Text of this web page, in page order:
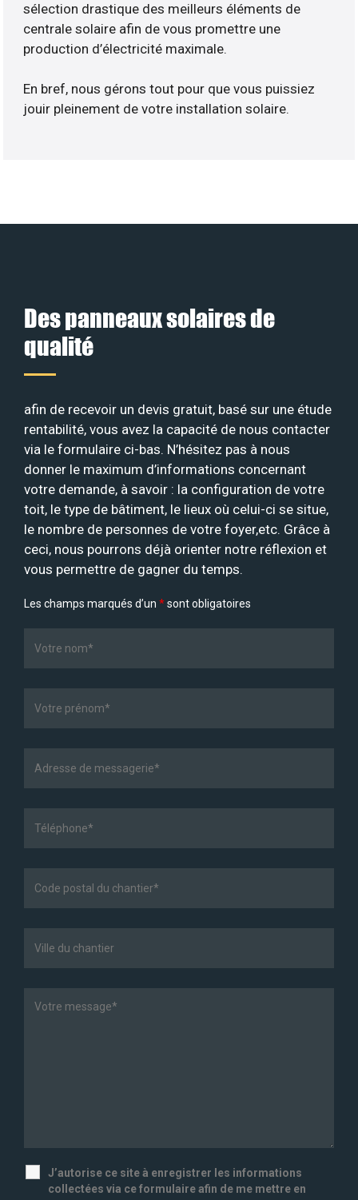
sélection drastique des meilleurs éléments de
centrale solaire afin de vous promettre une
production d’électricité maximale.
En bref, nous gérons tout pour que vous puissiez
jouir pleinement de votre installation solaire.
Des panneaux solaires de
qualité
afin de recevoir un devis gratuit, basé sur une étude
rentabilité, vous avez la capacité de nous contacter
via le formulaire ci-bas. N’hésitez pas à nous
donner le maximum d’informations concernant
votre demande, à savoir : la configuration de votre
toit, le type de bâtiment, le lieux où celui-ci se situe,
le nombre de personnes de votre foyer,etc. Grâce à
ceci, nous pourrons déjà orienter notre réflexion et
vous permettre de gagner du temps.
Les champs marqués d’un *sont obligatoires
J’autorise ce site à enregistrer les informations
collectées via ce formulaire afin de me mettre en